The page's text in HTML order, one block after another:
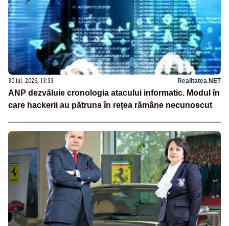
30 iul. 2026, 13:33 Realitatea.NET
ANP dezvăluie cronologia atacului informatic. Modul în
care hackerii au pătruns în rețea rămâne necunoscut